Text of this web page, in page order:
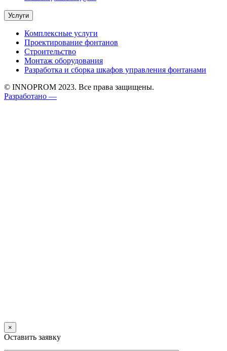
Услуги
Комплексные услуги
Проектирование фонтанов
Строительство
Монтаж оборудования
Разработка и сборка шкафов управления фонтанами
© INNOPROM 2023. Все права защищены.
Разработано —
×
Оставить заявку